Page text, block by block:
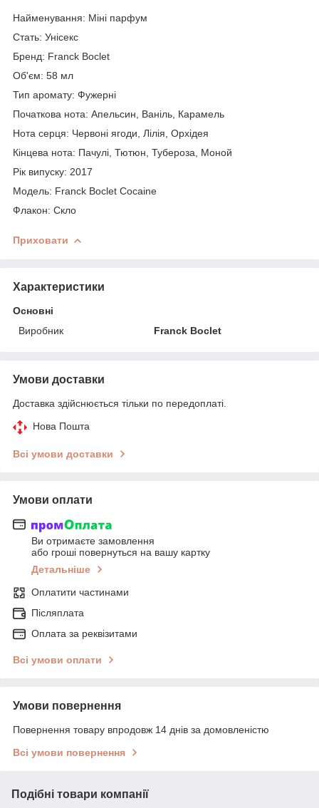
Найменування: Міні парфум
Стать: Унісекс
Бренд: Franck Boclet
Об'єм: 58 мл
Тип аромату: Фужерні
Початкова нота: Апельсин, Ваніль, Карамель
Нота серця: Червоні ягоди, Лілія, Орхідея
Кінцева нота: Пачулі, Тютюн, Тубероза, Моной
Рік випуску: 2017
Модель: Franck Boclet Cocaine
Флакон: Скло
Приховати
Характеристики
Основні
Виробник
Franck Boclet
Умови доставки
Доставка здійснюється тільки по передоплаті.
Нова Пошта
Всі умови доставки
Умови оплати
Ви отримаєте замовлення
або гроші повернуться на вашу картку
Детальніше
Оплатити частинами
Післяплата
Оплата за реквізитами
Всі умови оплати
Умови повернення
Повернення товару впродовж 14 днів за домовленістю
Всі умови повернення
Подібні товари компанії